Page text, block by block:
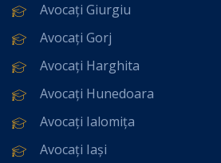
Avocați Giurgiu
Avocați Gorj
Avocați Harghita
Avocați Hunedoara
Avocați Ialomița
Avocați Iași